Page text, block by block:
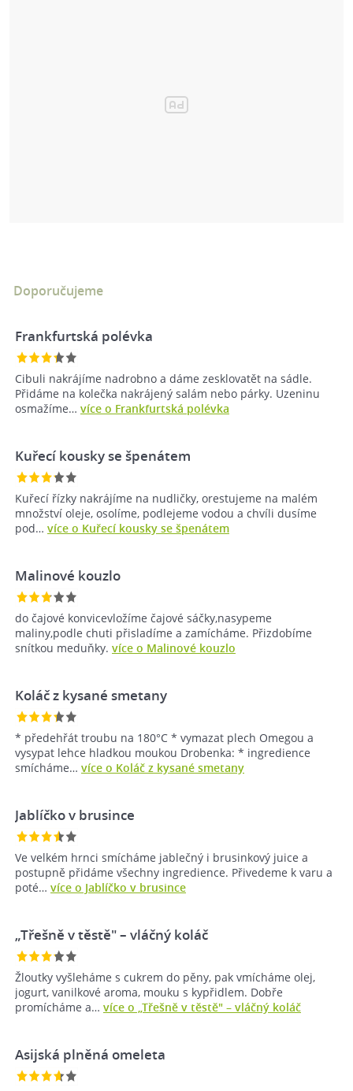
Doporučujeme
Frankfurtská polévka
Cibuli nakrájíme nadrobno a dáme zesklovatět na sádle.
Přidáme na kolečka nakrájený salám nebo párky. Uzeninu
osmažíme… více o Frankfurtská polévka
Kuřecí kousky se špenátem
Kuřecí řízky nakrájíme na nudličky, orestujeme na malém
množství oleje, osolíme, podlejeme vodou a chvíli dusíme
pod… více o Kuřecí kousky se špenátem
Malinové kouzlo
do čajové konvicevložíme čajové sáčky,nasypeme
maliny,podle chuti přisladíme a zamícháme. Přizdobíme
snítkou meduňky. více o Malinové kouzlo
Koláč z kysané smetany
* předehřát troubu na 180°C * vymazat plech Omegou a
vysypat lehce hladkou moukou Drobenka: * ingredience
smícháme… více o Koláč z kysané smetany
Jablíčko v brusince
Ve velkém hrnci smícháme jablečný i brusinkový juice a
postupně přidáme všechny ingredience. Přivedeme k varu a
poté… více o Jablíčko v brusince
„Třešně v těstě" – vláčný koláč
Žloutky vyšleháme s cukrem do pěny, pak vmícháme olej,
jogurt, vanilkové aroma, mouku s kypřidlem. Dobře
promícháme a… více o „Třešně v těstě" – vláčný koláč
Asijská plněná omeleta